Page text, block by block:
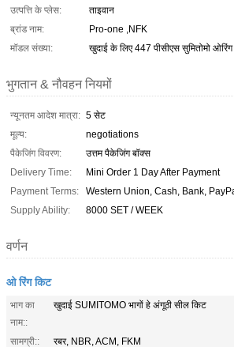
उत्पत्ति के प्लेस:
ताइवान
ब्रांड नाम:
Pro-one ,NFK
मॉडल संख्या:
खुदाई के लिए 447 पीसीएस सुमितोमो
भुगतान & नौवहन नियमों
न्यूनतम आदेश मात्रा: 5 सेट
मूल्य:
negotiations
पैकेजिंग विवरण:
उत्तम पैकेजिंग बॉक्स
Delivery Time:
Mini Order 1 Day After Payment
Payment Terms:
Western Union, Cash, Bank,
Supply Ability:
8000 SET / WEEK
वर्णन
ओ रिंग किट
भाग का
नाम::
खुदाई SUMITOMO भागों हे अंगूठी सील किट
सामग्री::
रबर, NBR, ACM, FKM